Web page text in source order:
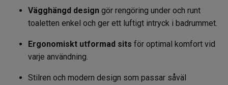
Vägghängd design gör rengöring under och runt
toaletten enkel och ger ett luftigt intryck i badrummet.
Ergonomiskt utformad sits för optimal komfort vid
varje användning.
Stilren och modern design som passar såväl